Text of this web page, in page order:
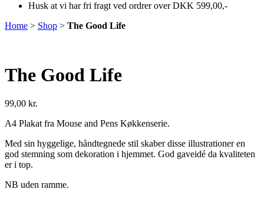
Husk at vi har fri fragt ved ordrer over DKK 599,00,-
Home > Shop > The Good Life
The Good Life
99,00 kr.
A4 Plakat fra Mouse and Pens Køkkenserie.
Med sin hyggelige, håndtegnede stil skaber disse illustrationer en
god stemning som dekoration i hjemmet. God gaveidé da kvaliteten
er i top.
NB uden ramme.